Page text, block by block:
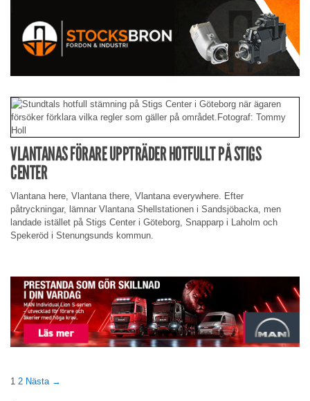
VLANTANAS FÖRARE UPPTRÄDER HOTFULLT PÅ STIGS
CENTER
Vlantana here, Vlantana there, Vlantana everywhere. Efter
påtryckningar, lämnar Vlantana Shellstationen i Sandsjöbacka, men
landade istället på Stigs Center i Göteborg, Snapparp i Laholm och
Spekeröd i Stenungsunds kommun.
1 2 Nästa →